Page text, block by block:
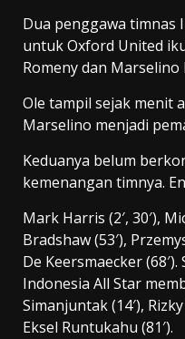
Dua penggawa timnas
untuk Oxford United
Romeny dan Marselino
Ole tampil sejak menit
Marselino menjadi
Keduanya belum
kemenangan timnya.
Mark Harris (2′, 30′),
Bradshaw (53′),
De Keersmaecker
Indonesia All Star
Simanjuntak (14′),
Eksel Runtukahu (81′).